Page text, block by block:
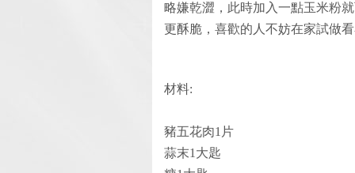
略嫌乾澀，此時加入一點玉米粉
更酥脆，喜歡的人不妨在家試做
材料:
豬五花肉1片
蒜末1大匙